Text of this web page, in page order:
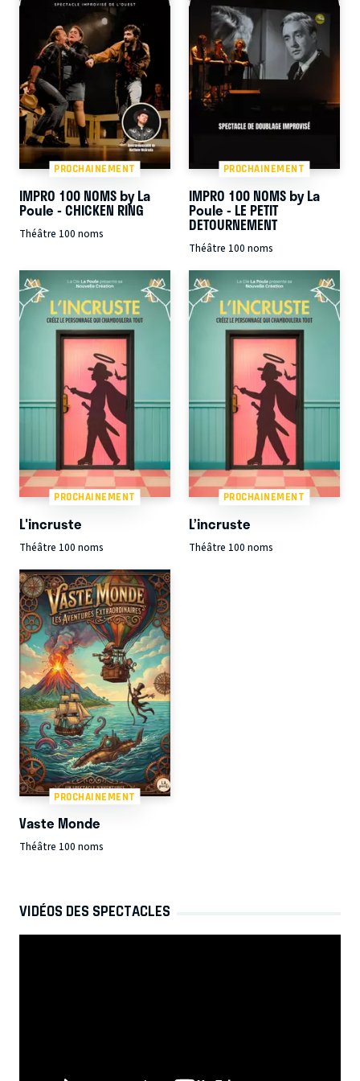
PROCHAINEMENT
IMPRO 100 NOMS by La
Poule - CHICKEN RING
Théâtre 100 noms
PROCHAINEMENT
IMPRO 100 NOMS by La
Poule - LE PETIT
DETOURNEMENT
Théâtre 100 noms
PROCHAINEMENT
L'incruste
Théâtre 100 noms
PROCHAINEMENT
L’incruste
Théâtre 100 noms
PROCHAINEMENT
Vaste Monde
Théâtre 100 noms
VIDÉOS DES SPECTACLES